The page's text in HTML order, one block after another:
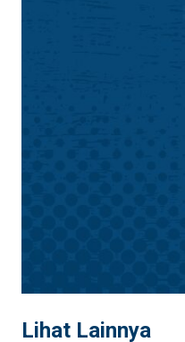
Lihat Lainnya